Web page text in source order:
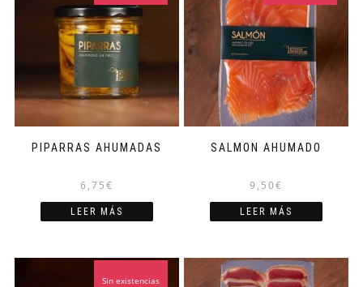
PIPARRAS AHUMADAS
6,75€
LEER MÁS
SALMON AHUMADO
9,50€
LEER MÁS
Sin existencias